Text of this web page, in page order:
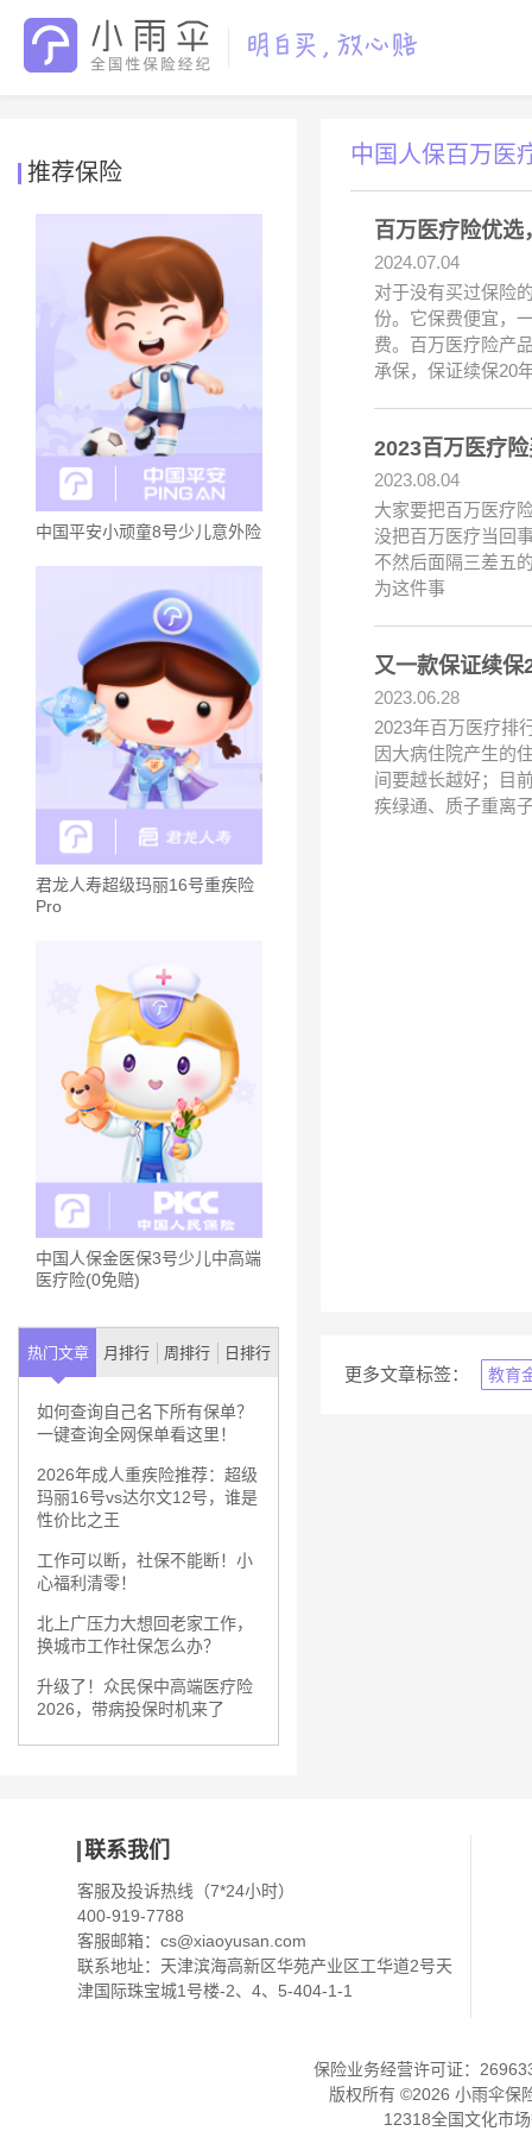
推荐保险
中国平安小顽童8号少儿意外险
君龙人寿超级玛丽16号重疾险
Pro
中国人保金医保3号少儿中高端
医疗险(0免赔)
热门文章 月排行 周排行 日排行
如何查询自己名下所有保单？
一键查询全网保单看这里！
2026年成人重疾险推荐：超级
玛丽16号vs达尔文12号，谁是
性价比之王
工作可以断，社保不能断！小
心福利清零！
北上广压力大想回老家工作，
换城市工作社保怎么办？
升级了！众民保中高端医疗险
2026，带病投保时机来了
中国人保百万医
百万医疗险优
2024.07.04
对于没有买过保险
份。它保费便宜，
费。百万医疗险产
承保，保证续保20
2023百万医疗
2023.08.04
大家要把百万医疗
没把百万医疗当回
不然后面隔三差五
为这件事
又一款保证续保
2023.06.28
2023年百万医疗排
因大病住院产生的
间要越长越好；目
疾绿通、质子重离
更多文章标签： 教育
联系我们
客服及投诉热线（7*24小时）
400-919-7788
客服邮箱： cs@xiaoyusan.com
联系地址：天津滨海高新区华苑产业区工华道2号天
津国际珠宝城1号楼-2、4、5-404-1-1
保险业务经营许可证：
版权所有 ©2026 小雨伞保
12318全国文化市